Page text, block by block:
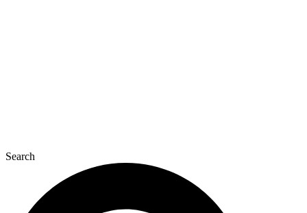
Search